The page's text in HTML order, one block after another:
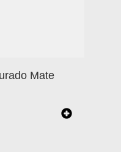
Mate